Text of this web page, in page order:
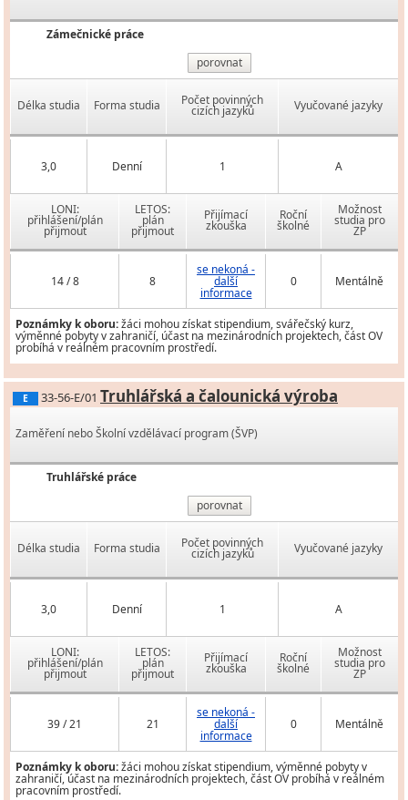
Zámečnické práce
porovnat
Délka studia Forma studia Počet povinných
cizích jazyků Vyučované jazyky
3,0 Denní 1 A
LONI:
přihlášení/plán
přijmout
LETOS:
plán
přijmout
Přijímací
zkouška
Roční
školné
Možnost
studia pro
ZP
14 / 8 8
se nekoná -
další
informace
0 Mentálně
Poznámky k oboru:žáci mohou získat stipendium, svářečský kurz,
výměnné pobyty v zahraničí, účast na mezinárodních projektech, část OV
probíhá v reálném pracovním prostředí.
E 33-56-E/01 Truhlářská a čalounická výroba
Zaměření nebo Školní vzdělávací program (ŠVP)
Truhlářské práce
porovnat
Délka studia Forma studia Počet povinných
cizích jazyků Vyučované jazyky
3,0 Denní 1 A
LONI:
přihlášení/plán
přijmout
LETOS:
plán
přijmout
Přijímací
zkouška
Roční
školné
Možnost
studia pro
ZP
39 / 21 21
se nekoná -
další
informace
0 Mentálně
Poznámky k oboru:žáci mohou získat stipendium, výměnné pobyty v
zahraničí, účast na mezinárodních projektech, část OV probíhá v reálném
pracovním prostředí.